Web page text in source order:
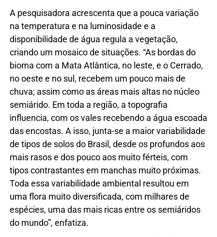
A pesquisadora acrescenta que a pouca variação
na temperatura e na luminosidade e a
disponibilidade de água regula a vegetação,
criando um mosaico de situações. “As bordas do
bioma com a Mata Atlântica, no leste, e o Cerrado,
no oeste e no sul, recebem um pouco mais de
chuva; assim como as áreas mais altas no núcleo
semiárido. Em toda a região, a topografia
influencia, com os vales recebendo a água escoada
das encostas. A isso, junta-se a maior variabilidade
de tipos de solos do Brasil, desde os profundos aos
mais rasos e dos pouco aos muito férteis, com
tipos contrastantes em manchas muito próximas.
Toda essa variabilidade ambiental resultou em
uma flora muito diversificada, com milhares de
espécies, uma das mais ricas entre os semiáridos
do mundo”, enfatiza.